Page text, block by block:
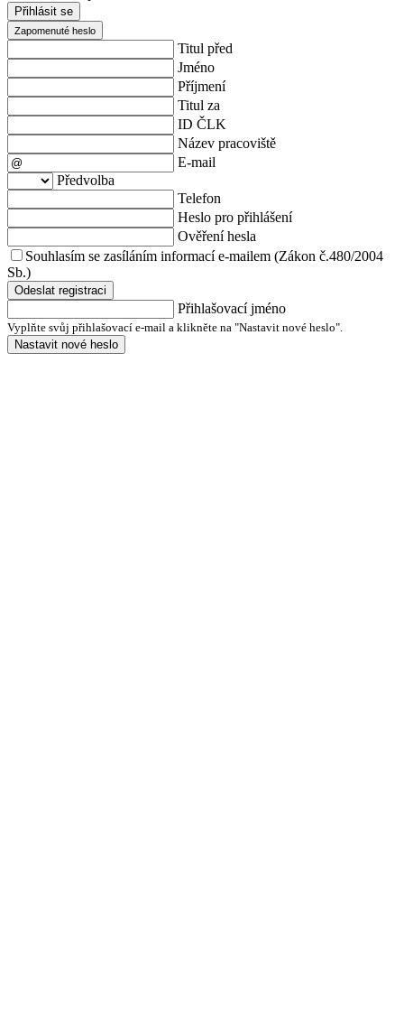
Přihlásit se
Zapomenuté heslo
Titul před
Jméno
Příjmení
Titul za
ID ČLK
Název pracoviště
E-mail
Předvolba
Telefon
Heslo pro přihlášení
Ověření hesla
Souhlasím se zasíláním informací e-mailem (Zákon č.480/2004
Sb.)
Odeslat registraci
Přihlašovací jméno
Vyplňte svůj přihlašovací e-mail a klikněte na "Nastavit nové heslo".
Nastavit nové heslo